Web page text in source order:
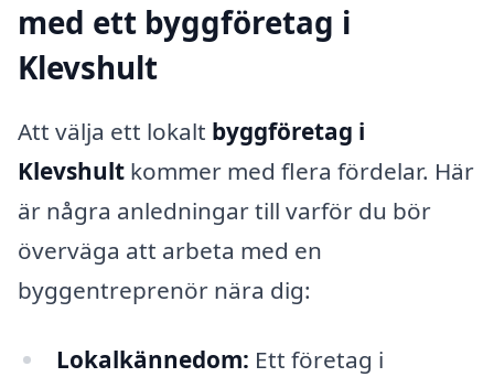
med ett byggföretag i
Klevshult
Att välja ett lokalt byggföretag i
Klevshult kommer med flera fördelar. Här
är några anledningar till varför du bör
överväga att arbeta med en
byggentreprenör nära dig:
Lokalkännedom: Ett företag i